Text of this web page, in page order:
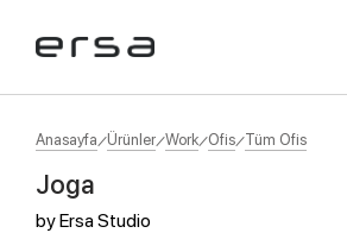
Popular searches
Anasayfa Ürünler Work Ofis Tüm Ofis
Joga
byErsa Studio